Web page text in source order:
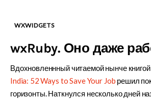
WXWIDGETS
wxRuby. Оно даже
Вдохновленнный читаемой нынче книгой
India: 52 Ways to Save Your Job решил
горизонты. Наткнулся несколько дней